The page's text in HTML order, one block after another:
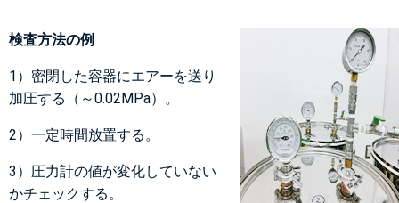
検査方法の例
1）密閉した容器にエアーを送り
加圧する（～0.02MPa）。
2）一定時間放置する。
3）圧力計の値が変化していない
かチェックする。